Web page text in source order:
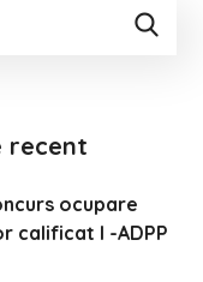
recent
ocupare
calificat I -ADPP